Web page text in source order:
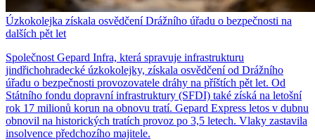
Úzkokolejka získala osvědčení Drážního úřadu o bezpečnosti na
dalších pět let
Společnost Gepard Infra, která spravuje infrastrukturu
jindřichohradecké úzkokolejky, získala osvědčení od Drážního
úřadu o bezpečnosti provozovatele dráhy na příštích pět let. Od
Státního fondu dopravní infrastruktury (SFDI) také získá na letošní
rok 17 milionů korun na obnovu tratí. Gepard Express letos v dubnu
obnovil na historických tratích provoz po 3,5 letech. Vlaky zastavila
insolvence předchozího majitele.